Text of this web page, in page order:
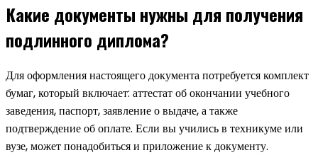
Какие документы нужны для получения
подлинного диплома?
Для оформления настоящего документа потребуется комплект
бумаг, который включает: аттестат об окончании учебного
заведения, паспорт, заявление о выдаче, а также
подтверждение об оплате. Если вы учились в техникуме или
вузе, может понадобиться и приложение к документу.